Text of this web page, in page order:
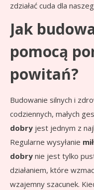
zdziałać cuda dla
Jak
pomocą
powitań?
Budowanie silnych i
codziennych, małych
dobry jest jednym z
Regularne wysyłanie
dobry nie jest tylko
działaniem, które
wzajemny szacunek.